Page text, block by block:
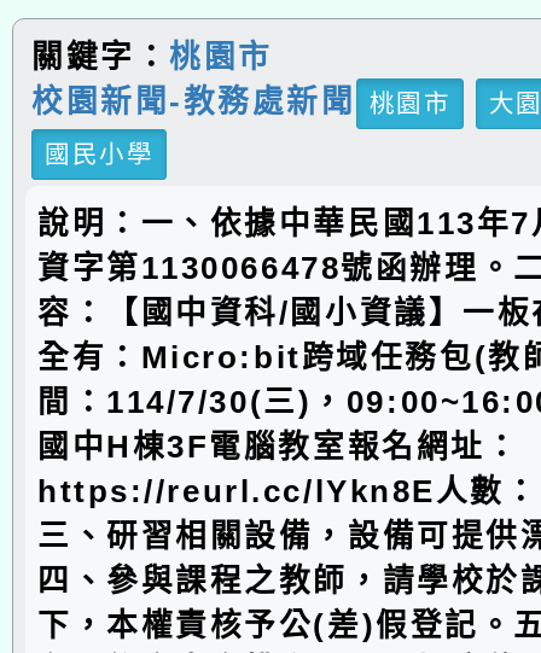
關鍵字：桃園市
校園新聞-教務處新聞
桃園市
大
國民小學
說明：一、依據中華民國113年
資字第1130066478號函辦理。
容：【國中資科/國小資議】一
全有：Micro:bit跨域任務包(教
間：114/7/30(三)，
國中H棟3F電腦教室報名網址：
https://reurl.cc/lYkn8E人數：
三、研習相關設備，設備可提供
四、參與課程之教師，請學校於
下，本權責核予公(差)假登記。